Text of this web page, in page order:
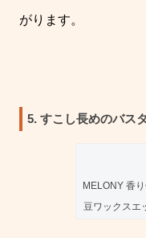
がります。
5. すこし長めのバス
MELONY 香
豆ワックスエ